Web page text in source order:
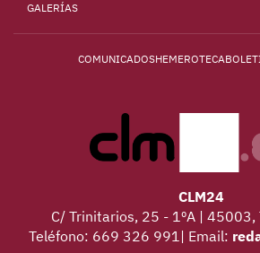
GALERÍAS
COMUNICADOSHEMEROTECA
CLM24
C/ Trinitarios, 25 - 1ºA | 45003,
Teléfono: 669 326 991| Email: